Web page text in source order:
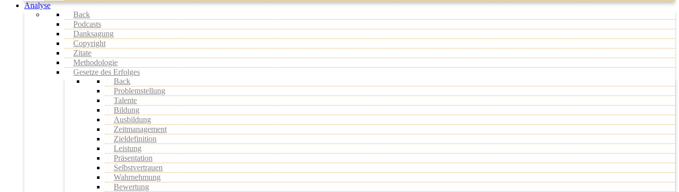
Analyse
Back
Podcasts
Danksagung
Copyright
Zitate
Methodologie
Gesetze des Erfolges
Back
Problemstellung
Talente
Bildung
Ausbildung
Zeitmanagement
Zieldefinition
Leistung
Präsentation
Selbstvertrauen
Wahrnehmung
Bewertung